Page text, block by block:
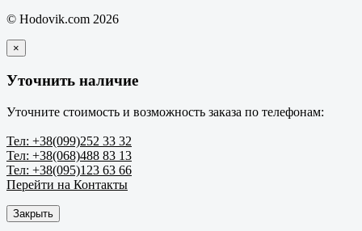
© Hodovik.com 2026
×
Уточнить наличие
Уточните стоимость и возможность заказа по телефонам:
Тел: +38(099)252 33 32
Тел: +38(068)488 83 13
Тел: +38(095)123 63 66
Перейти на Контакты
Закрыть